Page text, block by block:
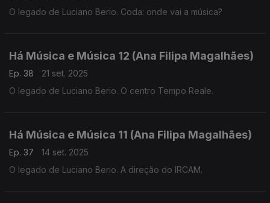
O legado de Luciano Berio. Coda: onde vai a música?
Há Música e Música 12 (Ana Filipa Magalhães)
Ep. 38
21 set. 2025
O legado de Luciano Berio. O centro Tempo Reale.
Há Música e Música 11 (Ana Filipa Magalhães)
Ep. 37
14 set. 2025
O legado de Luciano Berio. A direção do IRCAM.